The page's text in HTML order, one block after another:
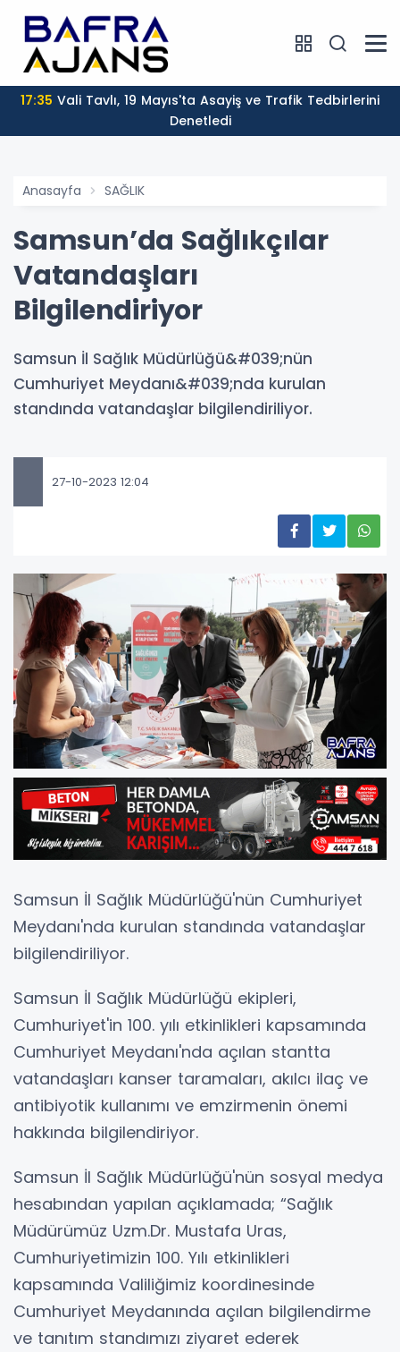
17:35
Denetledi
Anasayfa SAĞLIK
Samsun’da Sağlıkçılar
Vatandaşları
Bilgilendiriyor
Samsun İl Sağlık Müdürlüğü&#039;nün
Cumhuriyet Meydanı&#039;nda kurulan
standında vatandaşlar bilgilendiriliyor.
27-10-2023 12:04
Samsun İl Sağlık Müdürlüğü'nün Cumhuriyet
Meydanı'nda kurulan standında vatandaşlar
bilgilendiriliyor.
Samsun İl Sağlık Müdürlüğü ekipleri,
Cumhuriyet'in 100. yılı etkinlikleri kapsamında
Cumhuriyet Meydanı'nda açılan stantta
vatandaşları kanser taramaları, akılcı ilaç ve
antibiyotik kullanımı ve emzirmenin önemi
hakkında bilgilendiriyor.
Samsun İl Sağlık Müdürlüğü'nün sosyal medya
hesabından yapılan açıklamada; “Sağlık
Müdürümüz Uzm.Dr. Mustafa Uras,
Cumhuriyetimizin 100. Yılı etkinlikleri
kapsamında Valiliğimiz koordinesinde
Cumhuriyet Meydanında açılan bilgilendirme
ve tanıtım standımızı ziyaret ederek